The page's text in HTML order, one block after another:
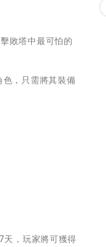
敗塔中最可怕的
色，只需將其裝備
天，玩家將可獲得